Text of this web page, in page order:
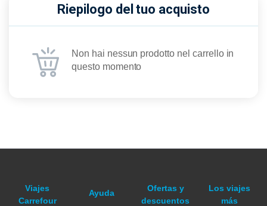
Riepilogo del tuo acquisto
Non hai nessun prodotto nel carrello in
questo momento
Viajes
Carrefour
Ayuda
Ofertas y
descuentos
Los viajes
más